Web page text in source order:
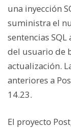
una inyección
suministra el
sentencias
del usuario de
actualización.
anteriores a
14.23.
El proyecto